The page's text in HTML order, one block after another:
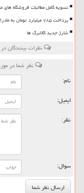
تسویه کامل مطالبات فروشگاه های
پرداخت ۷۸۵ میلیارد تومان به مادران مشمول کارت امید مهر
شارژ جدید کالابرگ ها
نظرات بینندگان
نظر شما در
نام:
ایمیل:
نظر:
سوال: